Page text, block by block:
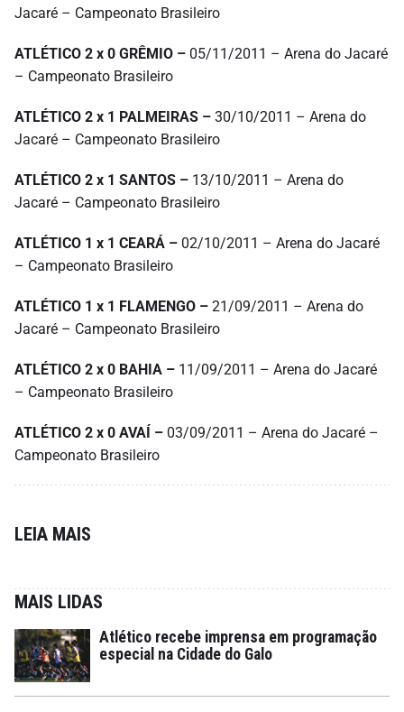
Jacaré – Campeonato Brasileiro
ATLÉTICO 2 x 0 GRÊMIO – 05/11/2011 – Arena do Jacaré
– Campeonato Brasileiro
ATLÉTICO 2 x 1 PALMEIRAS – 30/10/2011 – Arena do
Jacaré – Campeonato Brasileiro
ATLÉTICO 2 x 1 SANTOS – 13/10/2011 – Arena do
Jacaré – Campeonato Brasileiro
ATLÉTICO 1 x 1 CEARÁ – 02/10/2011 – Arena do Jacaré
– Campeonato Brasileiro
ATLÉTICO 1 x 1 FLAMENGO – 21/09/2011 – Arena do
Jacaré – Campeonato Brasileiro
ATLÉTICO 2 x 0 BAHIA – 11/09/2011 – Arena do Jacaré
– Campeonato Brasileiro
ATLÉTICO 2 x 0 AVAÍ – 03/09/2011 – Arena do Jacaré –
Campeonato Brasileiro
LEIA MAIS
MAIS LIDAS
Atlético recebe imprensa em programação
especial na Cidade do Galo